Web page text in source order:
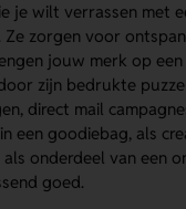
je wilt verrassen met
zorgen voor
jouw merk op
zijn bedrukte
direct mail
een goodiebag, als
onderdeel van een
goed.